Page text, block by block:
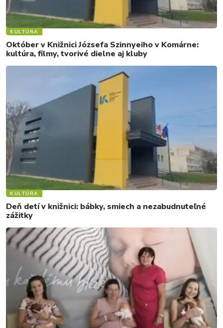
KULTÚRA
Október v Knižnici Józsefa Szinnyeiho v Komárne:
kultúra, filmy, tvorivé dielne aj kluby
KULTÚRA
Deň detí v knižnici: bábky, smiech a nezabudnuteľné
zážitky